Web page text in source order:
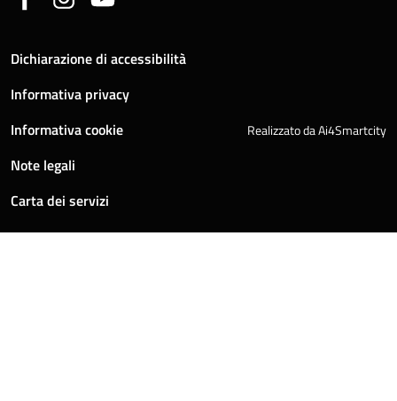
Dichiarazione di accessibilità
Informativa privacy
Informativa cookie
Note legali
Carta dei servizi
Realizzato da Ai4Smartcity